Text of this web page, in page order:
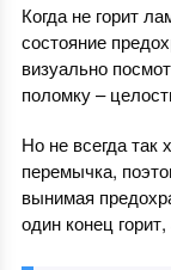
Когда не горит
состояние
визуально
поломку –
Но не всегда так
перемычка,
вынимая
один конец